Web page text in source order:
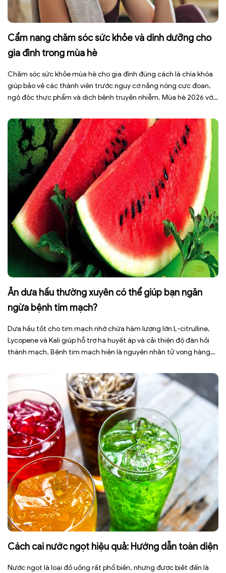
Cẩm nang chăm sóc sức khỏe và dinh dưỡng cho
gia đình trong mùa hè
Chăm sóc sức khỏe mùa hè cho gia đình đúng cách là chìa khóa
giúp bảo vệ các thành viên trước nguy cơ nắng nóng cực đoan,
ngộ độc thực phẩm và dịch bệnh truyền nhiễm. Mùa hè 2026 với
sức […]
Ăn dưa hấu thường xuyên có thể giúp bạn ngăn
ngừa bệnh tim mạch?
Dưa hấu tốt cho tim mạch nhờ chứa hàm lượng lớn L-citrulline,
Lycopene và Kali giúp hỗ trợ hạ huyết áp và cải thiện độ đàn hồi
thành mạch. Bệnh tim mạch hiện là nguyên nhân tử vong hàng
ngày có thể […]
Cách cai nước ngọt hiệu quả: Hướng dẫn toàn diện
Nước ngọt là loại đồ uống rất phổ biến, nhưng được biết đến là